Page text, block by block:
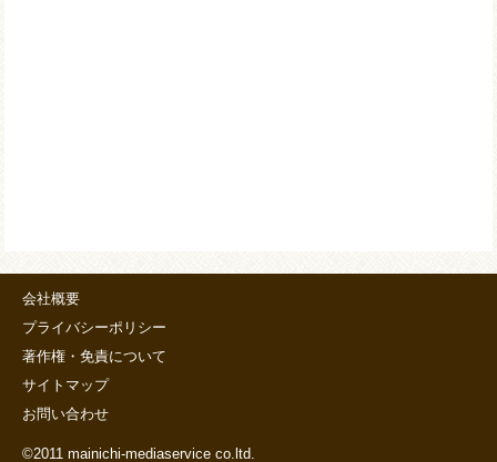
会社概要
プライバシーポリシー
著作権・免責について
サイトマップ
お問い合わせ
©2011 mainichi-mediaservice co.ltd.